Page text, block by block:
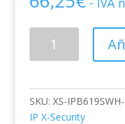
SECURITY
4P-
AI-
SKU: XS-
IP X-Security